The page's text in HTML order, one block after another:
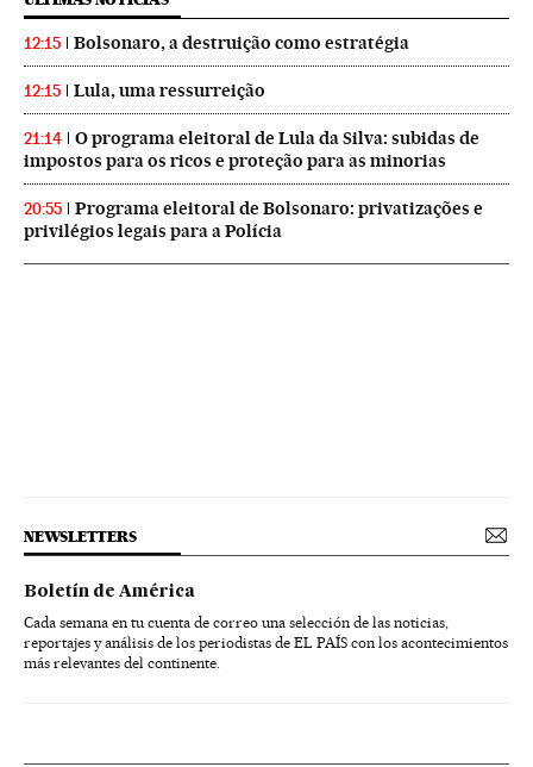
12:15 Bolsonaro, a destruição como estratégia
12:15 Lula, uma ressurreição
21:14
O programa eleitoral de Lula da Silva: subidas de
impostos para os ricos e proteção para as minorias
20:55
Programa eleitoral de Bolsonaro: privatizações e
privilégios legais para a Polícia
NEWSLETTERS
Boletín de América
Cada semana en tu cuenta de correo una selección de las noticias,
reportajes y análisis de los periodistas de EL PAÍS con los acontecimientos
más relevantes del continente.